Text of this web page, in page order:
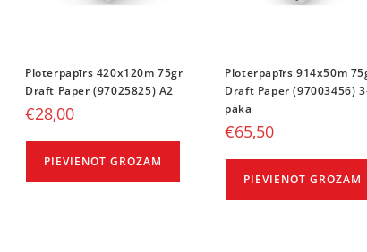
Ploterpapīrs 420x120m 75gr
Draft Paper (97025825) A2
€28,00
PIEVIENOT GROZAM
Ploterpapīrs 914x50m
Draft Paper (97003456)
paka
€65,50
PIEVIENOT GROZAM